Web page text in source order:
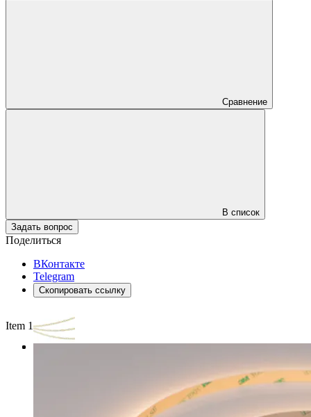
Сравнение
В список
Задать вопрос
Поделиться
ВКонтакте
Telegram
Скопировать ссылку
Item 1 of 3